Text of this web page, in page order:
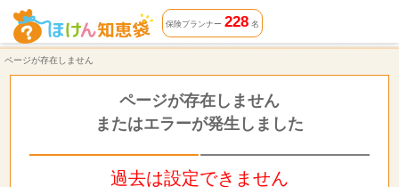
ページが存在しません | ほけん知恵袋
保険プランナー 228名
ページが存在しません
ページが存在しません
またはエラーが発生しました
過去は設定できません